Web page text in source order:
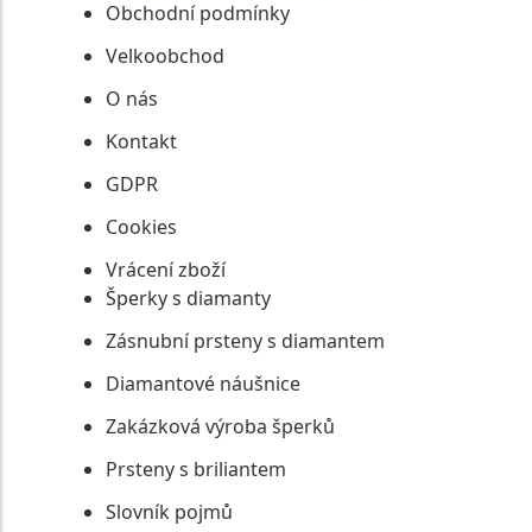
Obchodní podmínky
Velkoobchod
O nás
Kontakt
GDPR
Cookies
Vrácení zboží
Šperky s diamanty
Zásnubní prsteny s diamantem
Diamantové náušnice
Zakázková výroba šperků
Prsteny s briliantem
Slovník pojmů